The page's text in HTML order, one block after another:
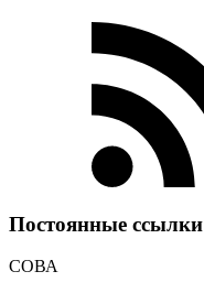
Постоянные ссылки
СОВА